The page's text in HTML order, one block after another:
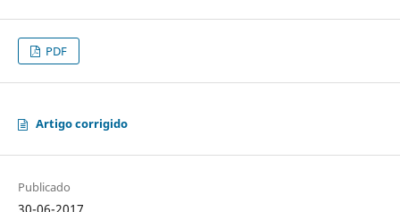
PDF
Artigo corrigido
Publicado